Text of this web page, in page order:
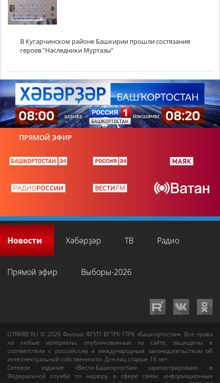
В Кугарчинском районе Башкирии прошли состязания
героев "Наследники Муртазы"
ПРЯМОЙ ЭФИР
Новости Хәбәрҙәр ТВ Радио
Прямой эфир Выборы-2026
GTRKRB.RU © 2026Филиал ФГУП ВГТРК ГТРК «Башкортостан». Все права
на любые материалы, опубликованные на сайте, защищены в
соответствии с российским и международным законодательством об
интеллектуальной собственности. Для лиц старше 16 лет.
Сетевое издание «Вести-Башкортостан»зарегистрировано в
Федеральной службе по надзору в сфере связи, информационных